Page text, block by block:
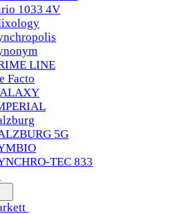
1033 4V
LINE
Facto
5G
TEC 833